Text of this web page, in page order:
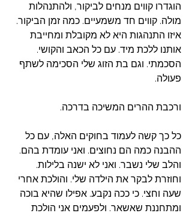
הוגדרו קווים מנחים לביקור, ולהתנהלות
מולה. קווים חד משמעיים. כמה זמן הביקור.
איזו התנהגות היא לא מקובלת ומחייבת
אותנו ללכת מיד. עם כל הכאב והקושי.
הסכמתי. וגם בת הזוג שלי הסכימה לשתף
פעולה.
ורכבת ההרים המשיכה בדרכה.
כל כך קשה לעמוד בחוקים האלה, עם כל
ההבנה כמה הם נחוצים. ואני עומדת בהם.
והלב שלי נשבר. ואני לא ישנה בלילות.
וחוזרת לבקר את הילדה שלי. והולכת אחרי
שעה וחצי. כי ככה נקבע. אפילו שהיא בוכה
ומתחננת שאשאר. ולפעמים אני הולכת